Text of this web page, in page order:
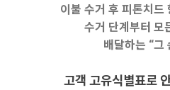
이불 수거 후 피톤치드
수거 단계부터 모
배달하는 “그
고객 고유식별표로